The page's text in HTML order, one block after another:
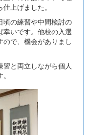
上げました。
の練習や中間検討の
幸いです。他校の入選
で、機会がありまし
と両立しながら個人